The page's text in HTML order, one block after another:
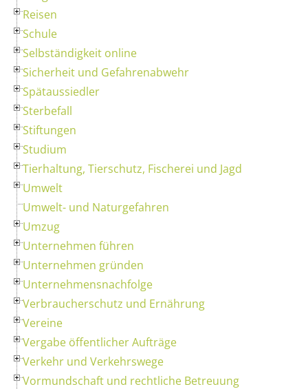
Reisen
Schule
Selbständigkeit online
Sicherheit und Gefahrenabwehr
Spätaussiedler
Sterbefall
Stiftungen
Studium
Tierhaltung, Tierschutz, Fischerei und Jagd
Umwelt
Umwelt- und Naturgefahren
Umzug
Unternehmen führen
Unternehmen gründen
Unternehmensnachfolge
Verbraucherschutz und Ernährung
Vereine
Vergabe öffentlicher Aufträge
Verkehr und Verkehrswege
Vormundschaft und rechtliche Betreuung